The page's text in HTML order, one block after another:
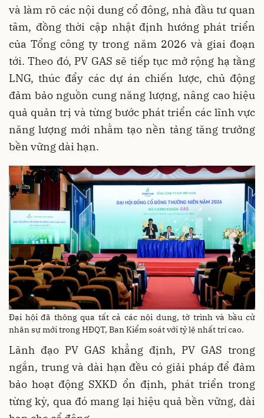
và làm rõ các nội dung cổ đông, nhà đầu tư quan
tâm, đồng thời cập nhật định hướng phát triển
của Tổng công ty trong năm 2026 và giai đoạn
tới. Theo đó, PV GAS sẽ tiếp tục mở rộng hạ tầng
LNG, thúc đẩy các dự án chiến lược, chủ động
đảm bảo nguồn cung năng lượng, nâng cao hiệu
quả quản trị và từng bước phát triển các lĩnh vực
năng lượng mới nhằm tạo nền tảng tăng trưởng
bền vững dài hạn.
Đại hội đã thông qua tất cả các nội dung, tờ trình và bầu cử
nhân sự mới trong HĐQT, Ban Kiểm soát với tỷ lệ nhất trí cao.
Lãnh đạo PV GAS khẳng định, PV GAS trong
ngắn, trung và dài hạn đều có giải pháp để đảm
bảo hoạt động SXKD ổn định, phát triển trong
từng kỳ, qua đó mang lại hiệu quả bền vững, dài